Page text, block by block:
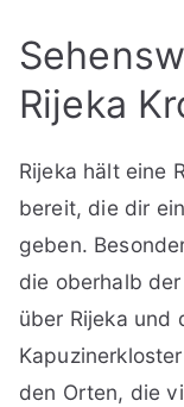
Rijeka
Rijeka hält eine
bereit, die dir
geben.
die oberhalb
über Rijeka und
den Orten, die